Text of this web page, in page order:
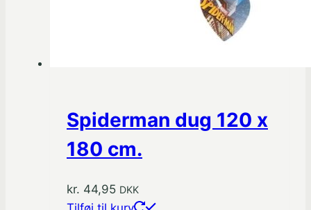
Spiderman dug 120 x
180 cm.
kr. 44,95 DKK